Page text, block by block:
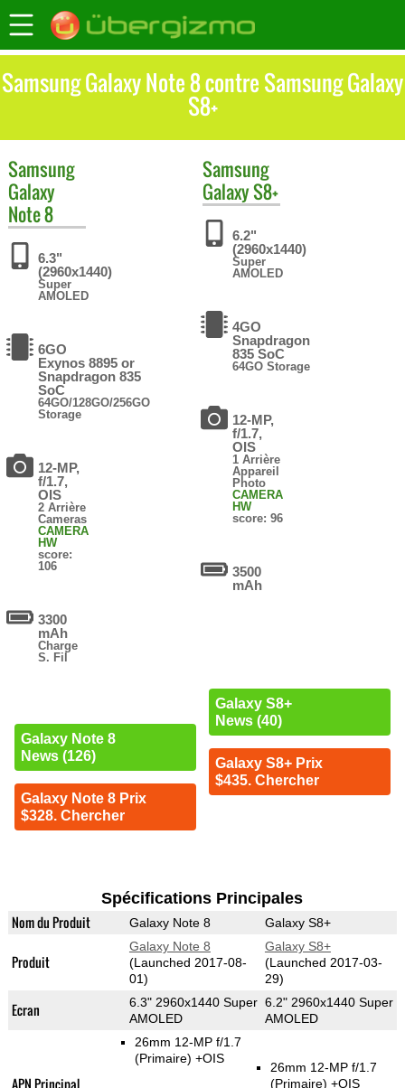
Samsung Galaxy Note 8 contre Samsung Galaxy
S8+
Samsung
Galaxy
Note 8
6.3"
(2960x1440)
Super
AMOLED
6GO
Exynos 8895 or
Snapdragon 835
SoC
64GO/128GO/256GO
Storage
12-MP,
f/1.7,
OIS
2 Arrière
Cameras
CAMERA
HW
score:
106
3300
mAh
Charge
S. Fil
Galaxy Note 8
News (126)
Galaxy Note 8 Prix
$328. Chercher
Samsung
Galaxy S8+
6.2"
(2960x1440)
Super
AMOLED
4GO
Snapdragon
835 SoC
64GO Storage
12-MP,
f/1.7,
OIS
1 Arrière
Appareil
Photo
CAMERA
HW
score: 96
3500
mAh
Galaxy S8+
News (40)
Galaxy S8+ Prix
$435. Chercher
Spécifications Principales
Nom du Produit Galaxy Note 8 Galaxy S8+
Produit
Galaxy Note 8
(Launched 2017-08-
01)
Galaxy S8+
(Launched 2017-03-
29)
Ecran
6.3" 2960x1440 Super
AMOLED
6.2" 2960x1440 Super
AMOLED
APN Principal
26mm 12-MP f/1.7
(Primaire) +OIS
26mm 12-MP f/1.7
(Primaire) +OIS